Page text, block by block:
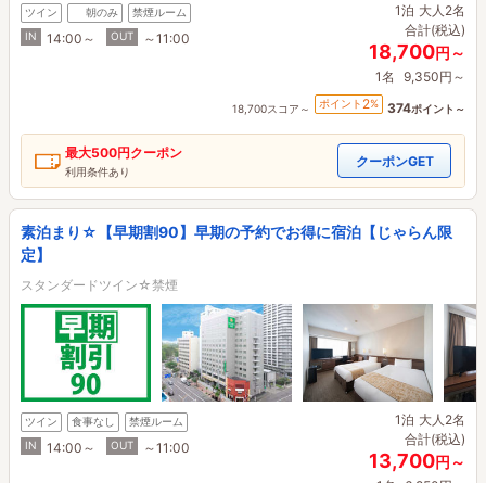
ツイン 朝のみ
禁煙ルーム
IN
14:00～ OUT ～11:00
1泊 大人2名
合計(税込)
18,700円～
1名 9,350円～
18,700スコア～ ポイント 2% 374ポイント～
最大500円クーポン
利用条件あり
クーポンGET
素泊まり☆【早期割90】早期の予約でお得に宿泊【じゃらん限
定】
スタンダードツイン☆禁煙
ツイン 食事なし
禁煙ルーム
IN
14:00～ OUT ～11:00
1泊 大人2名
合計(税込)
13,700円～